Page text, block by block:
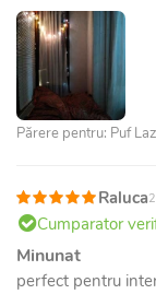
Părere pentru: Puf
Raluca
Cumparator
Minunat
perfect pentru